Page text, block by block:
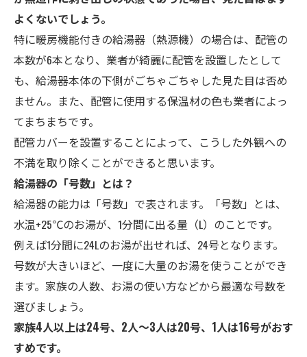
よくないでしょう。
特に暖房機能付きの給湯器（熱源機）の場合は、配管の
本数が6本となり、業者が綺麗に配管を設置したとして
も、給湯器本体の下側がごちゃごちゃした見た目は否め
ません。また、配管に使用する保温材の色も業者によっ
てまちまちです。
配管カバーを設置することによって、こうした外観への
不満を取り除くことができると思います。
給湯器の「号数」とは？
給湯器の能力は「号数」で表されます。「号数」とは、
水温+25℃のお湯が、1分間に出る量（L）のことです。
例えば1分間に24Lのお湯が出せれば、24号となります。
号数が大きいほど、一度に大量のお湯を使うことができ
ます。家族の人数、お湯の使い方などから最適な号数を
選びましょう。
家族4人以上は24号、2人～3人は20号、1人は16号がおす
すめです。